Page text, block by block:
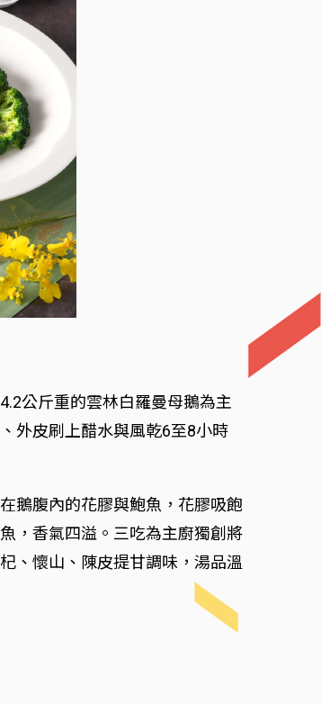
公斤重的雲林白羅曼母鵝為主
外皮刷上醋水與風乾6至8小時
鵝腹內的花膠與鮑魚，花膠吸飽
，香氣四溢。三吃為主廚獨創將
、懷山、陳皮提甘調味，湯品溫